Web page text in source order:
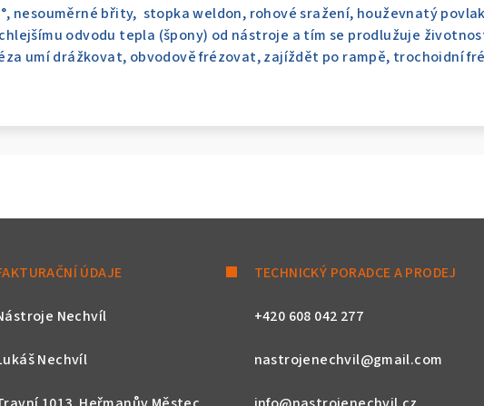
nesouměrné břity, stopka weldon, rohové sražení, houževnatý
odvodu tepla (špony) od nástroje a tím se prodlužuje
umí drážkovat, obvodově frézovat, zajíždět po rampě, trochoidní
ÚDAJE
Nechvíl
Nechvíl
TECHNICKÝ PORADCE A PRODEJ
+420 608 042 277
nastrojenechvil@gmail.com